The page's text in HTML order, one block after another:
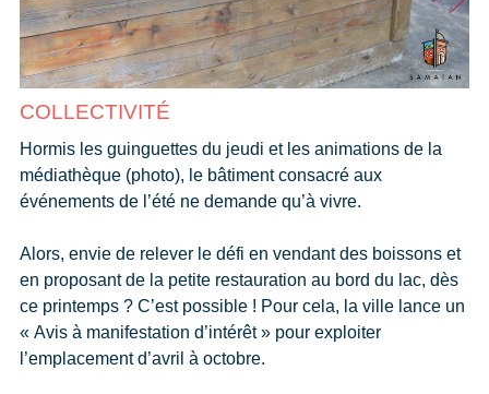
COLLECTIVITÉ
Hormis les guinguettes du jeudi et les animations de la
médiathèque (photo), le bâtiment consacré aux
événements de l’été ne demande qu’à vivre.
Alors, envie de relever le défi en vendant des boissons et
en proposant de la petite restauration au bord du lac, dès
ce printemps ? C’est possible ! Pour cela, la ville lance un
« Avis à manifestation d’intérêt » pour exploiter
l’emplacement d’avril à octobre.